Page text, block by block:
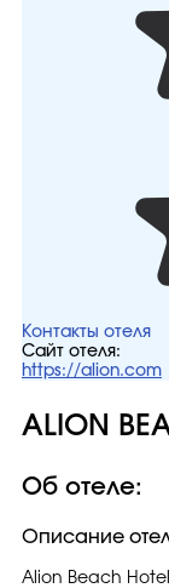
Контакты отеля
Сайт отеля:
https://alion.com
ALION
Об отеле:
Описание
Alion Beach